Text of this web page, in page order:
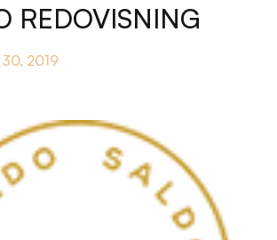
REDOVISNING
2019